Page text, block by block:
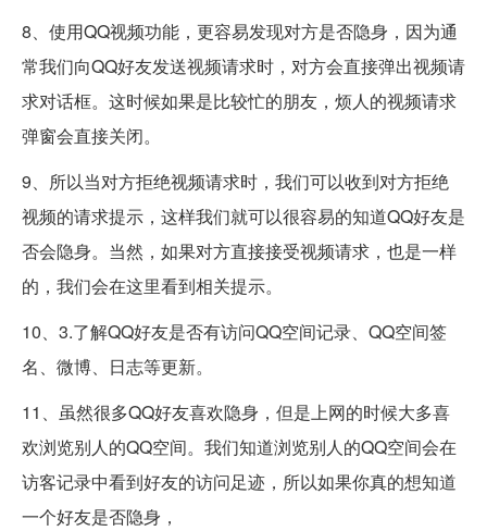
8、使用QQ视频功能，更容易发现对方是否隐身，因为通
常我们向QQ好友发送视频请求时，对方会直接弹出视频请
求对话框。这时候如果是比较忙的朋友，烦人的视频请求
弹窗会直接关闭。
9、所以当对方拒绝视频请求时，我们可以收到对方拒绝
视频的请求提示，这样我们就可以很容易的知道QQ好友是
否会隐身。当然，如果对方直接接受视频请求，也是一样
的，我们会在这里看到相关提示。
10、3.了解QQ好友是否有访问QQ空间记录、QQ空间签
名、微博、日志等更新。
11、虽然很多QQ好友喜欢隐身，但是上网的时候大多喜
欢浏览别人的QQ空间。我们知道浏览别人的QQ空间会在
访客记录中看到好友的访问足迹，所以如果你真的想知道
一个好友是否隐身，